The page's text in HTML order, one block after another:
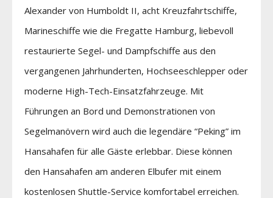
Alexander von Humboldt II, acht Kreuzfahrtschiffe,
Marineschiffe wie die Fregatte Hamburg, liebevoll
restaurierte Segel- und Dampfschiffe aus den
vergangenen Jahrhunderten, Hochseeschlepper oder
moderne High-Tech-Einsatzfahrzeuge. Mit
Führungen an Bord und Demonstrationen von
Segelmanövern wird auch die legendäre “Peking” im
Hansahafen für alle Gäste erlebbar. Diese können
den Hansahafen am anderen Elbufer mit einem
kostenlosen Shuttle-Service komfortabel erreichen.